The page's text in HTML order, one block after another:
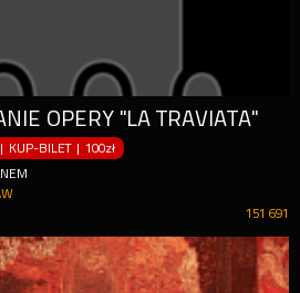
OPERY "LA TRAVIATA"
KUP-BILET |100zł
151 691